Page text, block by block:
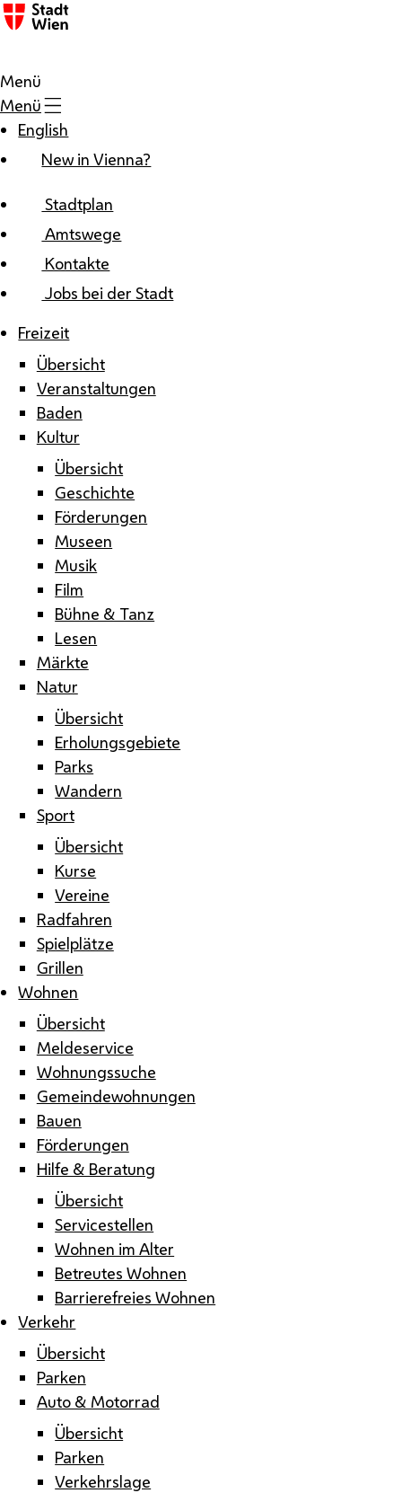
Zum Inhalt
Menü
Menü
English
New in Vienna?
Stadtplan
Amtswege
Kontakte
Jobs bei der Stadt
Freizeit
Übersicht
Veranstaltungen
Baden
Kultur
Übersicht
Geschichte
Förderungen
Museen
Musik
Film
Bühne & Tanz
Lesen
Märkte
Natur
Übersicht
Erholungsgebiete
Parks
Wandern
Sport
Übersicht
Kurse
Vereine
Radfahren
Spielplätze
Grillen
Wohnen
Übersicht
Meldeservice
Wohnungssuche
Gemeindewohnungen
Bauen
Förderungen
Hilfe & Beratung
Übersicht
Servicestellen
Wohnen im Alter
Betreutes Wohnen
Barrierefreies Wohnen
Verkehr
Übersicht
Parken
Auto & Motorrad
Übersicht
Parken
Verkehrslage